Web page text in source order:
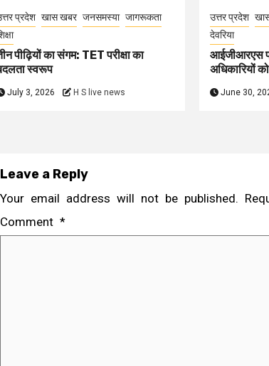
प्रदेश खास खबर जनसमस्या जागरूकता
पीढ़ियों का संगम: TET परीक्षा का
स्वरूप
July 3, 2026 H S live news
उत्तर प्रदेश
देवरिया
आईजीआरएस
अधिकारियों
June 30,
Leave a Reply
Your email address will not be published.
Comment *